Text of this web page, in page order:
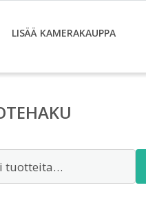
LISÄÄ KAMERAKAUPPA